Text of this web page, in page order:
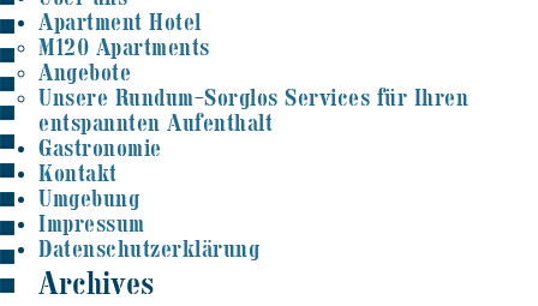
Apartment Hotel
M120 Apartments
Angebote
Unsere Rundum-Sorglos Services für Ihren
entspannten Aufenthalt
Gastronomie
Kontakt
Umgebung
Impressum
Datenschutzerklärung
Archives